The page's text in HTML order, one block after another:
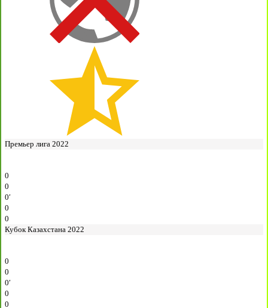
Премьер лига 2022
0
0
0′
0
0
Кубок Казахстана 2022
0
0
0′
0
0